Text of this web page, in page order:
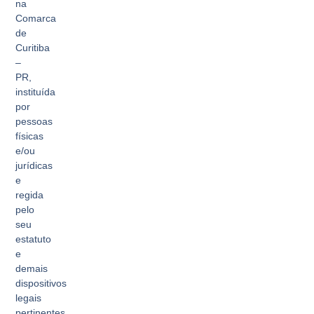
na
Comarca
de
Curitiba
–
PR,
instituída
por
pessoas
físicas
e/ou
jurídicas
e
regida
pelo
seu
estatuto
e
demais
dispositivos
legais